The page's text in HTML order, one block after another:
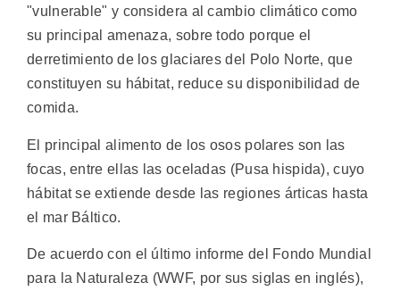
"vulnerable" y considera al cambio climático como
su principal amenaza, sobre todo porque el
derretimiento de los glaciares del Polo Norte, que
constituyen su hábitat, reduce su disponibilidad de
comida.
El principal alimento de los osos polares son las
focas, entre ellas las oceladas (Pusa hispida), cuyo
hábitat se extiende desde las regiones árticas hasta
el mar Báltico.
De acuerdo con el último informe del Fondo Mundial
para la Naturaleza (WWF, por sus siglas en inglés),